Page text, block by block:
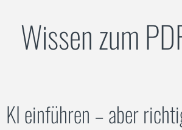
Wissen zum
KI einführen – aber